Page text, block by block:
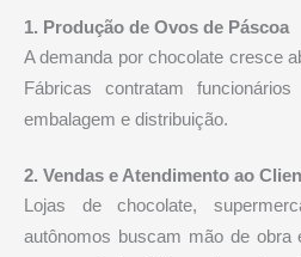
1. Produção de Ovos de Páscoa
A demanda por chocolate cresce
Fábricas contratam
embalagem e distribuição.
2. Vendas e Atendimento ao
Lojas de chocolate,
autônomos buscam mão de obra